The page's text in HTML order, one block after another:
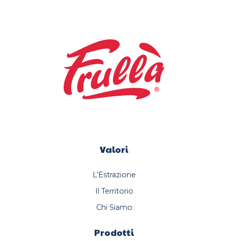
Valori
L’Estrazione
Il Territorio
Chi Siamo
Prodotti